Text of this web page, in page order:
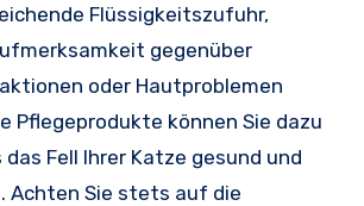
Flüssigkeitszufuhr,
gegenüber
oder Hautproblemen
Pflegeprodukte können Sie dazu
Fell Ihrer Katze gesund und
Achten Sie stets auf die